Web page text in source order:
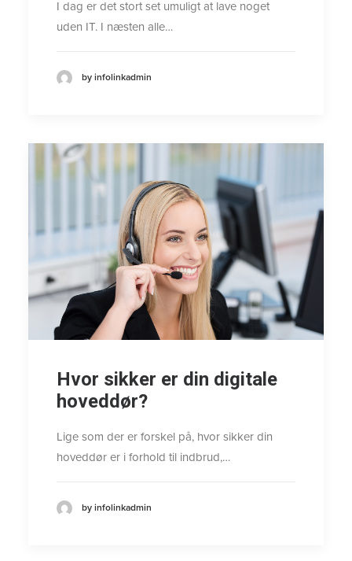
I dag er det stort set umuligt at lave noget
uden IT. I næsten alle…
by infolinkadmin
Hvor sikker er din digitale
hoveddør?
Lige som der er forskel på, hvor sikker din
hoveddør er i forhold til indbrud,…
by infolinkadmin